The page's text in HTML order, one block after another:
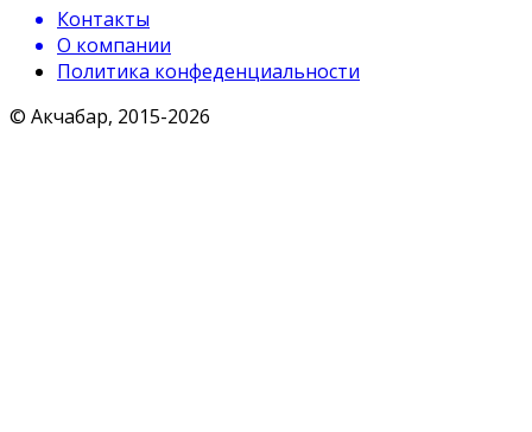
Контакты
О компании
Политика конфеденциальности
© Акчабар, 2015-2026